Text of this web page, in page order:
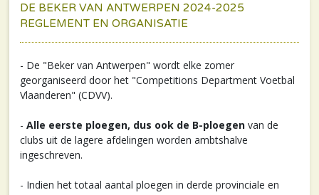
DE BEKER VAN ANTWERPEN 2024-2025
REGLEMENT EN ORGANISATIE
- De "Beker van Antwerpen" wordt elke zomer
georganiseerd door het "Competitions Department Voetbal
Vlaanderen" (CDVV).
- Alle eerste ploegen, dus ook de B-ploegen van de
clubs uit de lagere afdelingen worden ambtshalve
ingeschreven.
- Indien het totaal aantal ploegen in derde provinciale en